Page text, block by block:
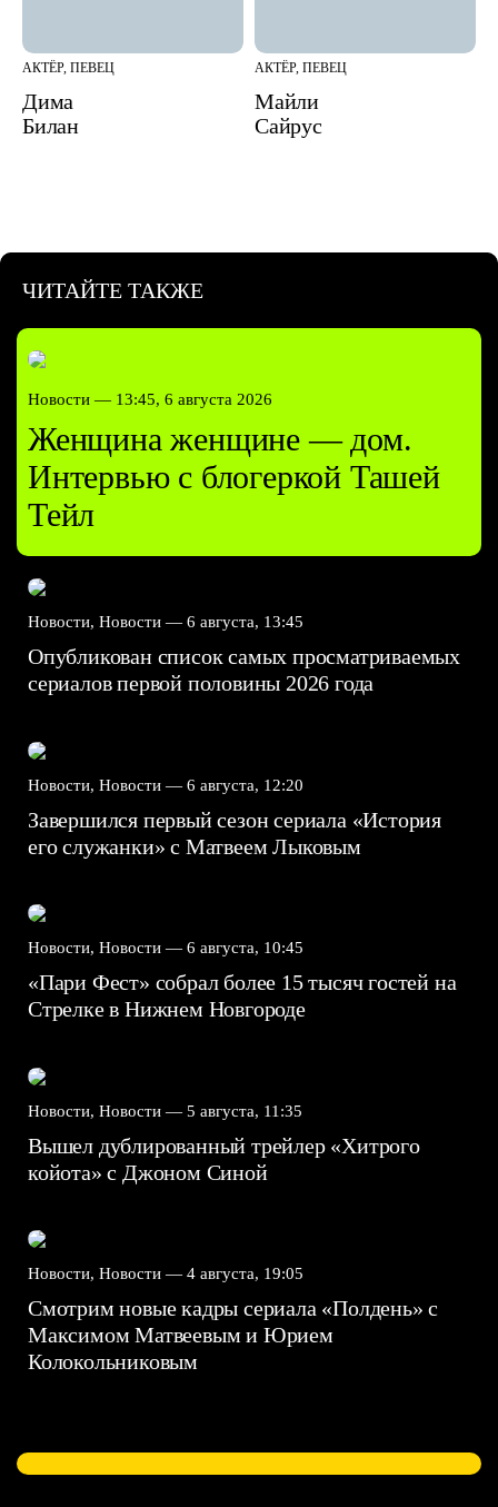
АКТЁР, ПЕВЕЦ
Дима
Билан
АКТЁР, ПЕВЕЦ
Майли
Сайрус
ЧИТАЙТЕ ТАКЖЕ
Новости — 13:45, 6 августа 2026
Женщина женщине — дом.
Интервью с блогеркой Ташей
Тейл
Новости, Новости — 6 августа, 13:45
Опубликован список самых просматриваемых
сериалов первой половины 2026 года
Новости, Новости — 6 августа, 12:20
Завершился первый сезон сериала «История
его служанки» с Матвеем Лыковым
Новости, Новости — 6 августа, 10:45
«Пари Фест» собрал более 15 тысяч гостей на
Стрелке в Нижнем Новгороде
Новости, Новости — 5 августа, 11:35
Вышел дублированный трейлер «Хитрого
койота» с Джоном Синой
Новости, Новости — 4 августа, 19:05
Смотрим новые кадры сериала «Полдень» с
Максимом Матвеевым и Юрием
Колокольниковым